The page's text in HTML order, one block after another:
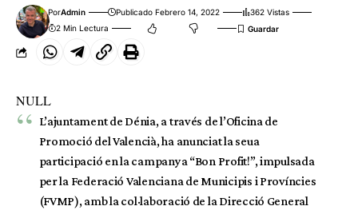
PorAdmin Publicado Febrero 14, 2022
362 Vistas
2 Min Lectura
NULL
L’ajuntament de Dénia, a través de l’Oficina de
Promoció del Valencià, ha anunciat la seua
participació en la campanya “Bon Profit!”, impulsada
per la Federació Valenciana de Municipis i Províncies
(FVMP), amb la col·laboració de la Direcció General